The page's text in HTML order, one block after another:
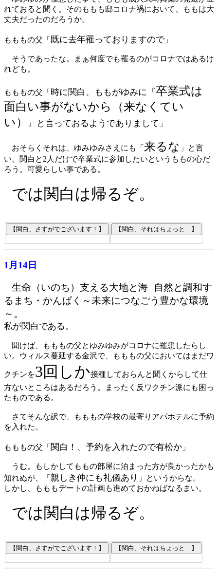
れておると聞く。そのももも邸コロナ禍において、ももは大
丈夫だったのだろうか。
もももの父「 既に去年罹っておりますので」
そうであったな。まぁ何度でも罹るのがコロナではあるけ
れども。
もももの父「 時に関白、ももがゆみに『卒業式は
面白い事がないから（来なくてい
い）
』と言っておるようでありまして 」
おそらくそれは、ゆみゆみさえにも「 来るな 」と言
い、関白と2人だけで卒業式に参加したいというももの心だ
ろう。可愛らしい事である。
では関白は帰るぞ。
1月14日
生命（いのち）支える大地と海 自然と調和す
るまち・かんぱく～未来につなごう豊かな環境
～。
私が関白である 。
聞けば、もももの父とゆみゆみがコロナに罹患したらし
い。ウィルス蔓延する金沢で、もももの父においてはまだワ
クチンを3回しか接種しておらんと聞くからして仕
方ないところはあるだろう。まったく反ワクチン派にも困っ
たものである。
さてそんな訳で、もももの学校の最寄りアパホテルに予約
を入れた。
もももの父「 関白！、予約を入れたので有松か 」
うむ。もしかしてももの部屋に泊まった方が良かったかも
知れぬが、「 親しき仲にも礼儀あり 」というからな。
しかし、もももデートの計画も進めておかねばなるまい。
では関白は帰るぞ。